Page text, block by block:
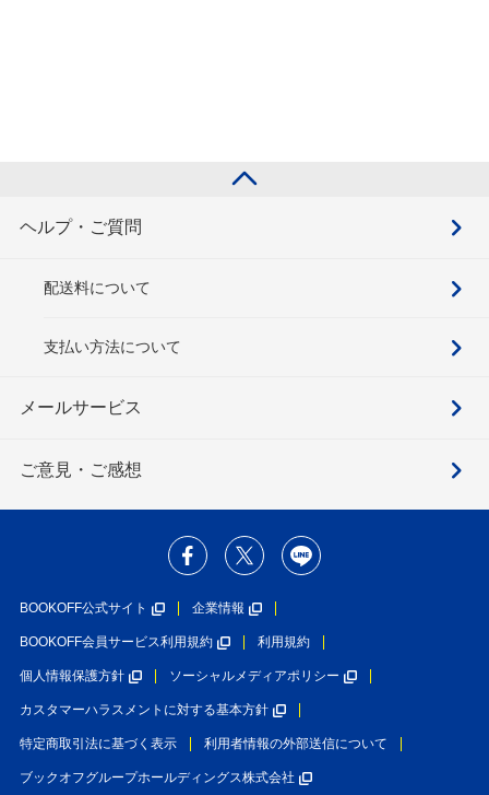
ヘルプ・ご質問
配送料について
支払い方法について
メールサービス
ご意見・ご感想
BOOKOFF公式サイト 企業情報
BOOKOFF会員サービス利用規約 利用規約
個人情報保護方針 ソーシャルメディアポリシー
カスタマーハラスメントに対する基本方針
特定商取引法に基づく表示 利用者情報の外部送信について
ブックオフグループホールディングス株式会社